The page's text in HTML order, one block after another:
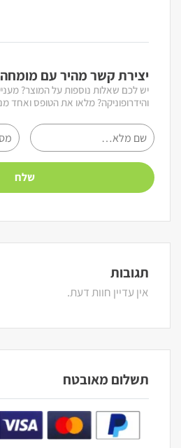
יצירת קשר מהיר עם מומחה
יש לכם שאלות נוספות על המוצר?
והידרופוניקה? מלאו את הטופס ואחד
תגובות
אין עדיין חוות דעת.
תשלום מאובטח